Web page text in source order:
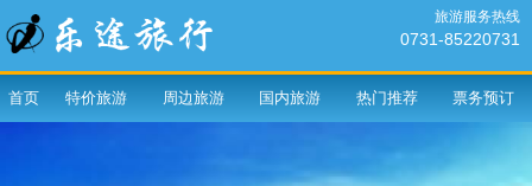
旅游服务热线
0731-85220731
首页 特价旅游 周边旅游 国内旅游 热门推荐 票务预订